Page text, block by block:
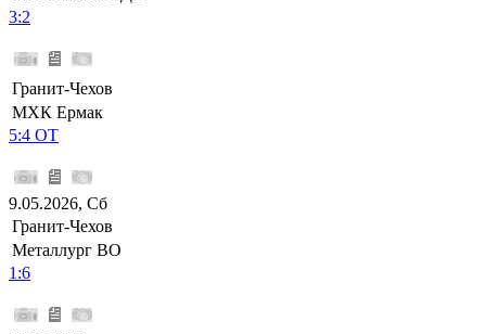
3:2
Гранит-Чехов
МХК Ермак
5:4 ОТ
9.05.2026, Сб
Гранит-Чехов
Металлург ВО
1:6